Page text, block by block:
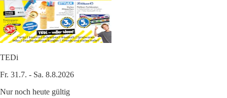
TEDi
Fr. 31.7. - Sa. 8.8.2026
Nur noch heute gültig